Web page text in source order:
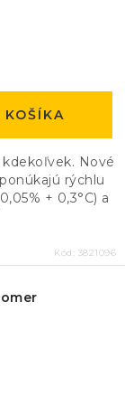
KOŠÍKA
Nové
rýchlu
+ 0,3°C) a
Kód: 3821096